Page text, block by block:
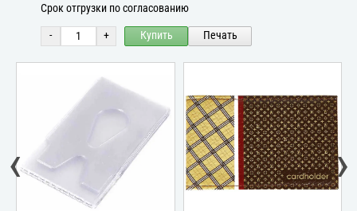
Срок отгрузки по согласованию
- + Купить Печать
‹ ›